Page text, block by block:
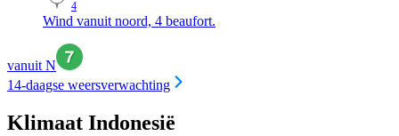
4
Wind vanuit noord, 4 beaufort.
vanuit N
14-daagse weersverwachting
Klimaat Indonesië